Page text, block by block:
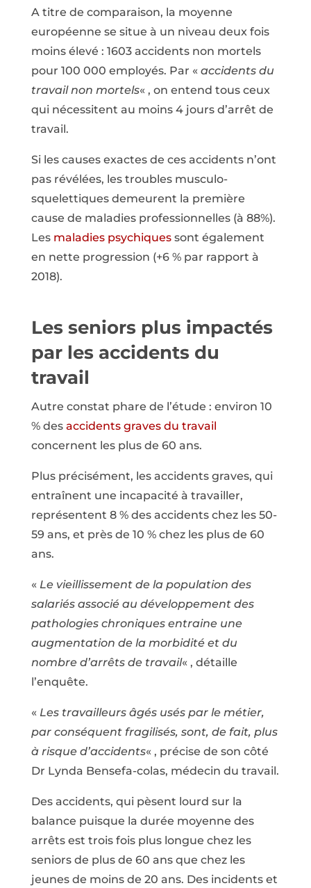
A titre de comparaison, la moyenne
européenne se situe à un niveau deux fois
moins élevé : 1603 accidents non mortels
pour 100 000 employés. Par « accidents du
travail non mortels« , on entend tous ceux
qui nécessitent au moins 4 jours d’arrêt de
travail.
Si les causes exactes de ces accidents n’ont
pas révélées, les troubles musculo-
squelettiques demeurent la première
cause de maladies professionnelles (à 88%).
Les maladies psychiquessont également
en nette progression (+6 % par rapport à
2018).
Les seniors plus impactés
par les accidents du
travail
Autre constat phare de l’étude : environ 10
% des accidents graves du travail
concernent les plus de 60 ans.
Plus précisément, les accidents graves, qui
entraînent une incapacité à travailler,
représentent 8 % des accidents chez les 50-
59 ans, et près de 10 % chez les plus de 60
ans.
« Le vieillissement de la population des
salariés associé au développement des
pathologies chroniques entraine une
augmentation de la morbidité et du
nombre d’arrêts de travail« , détaille
l’enquête.
« Les travailleurs âgés usés par le métier,
par conséquent fragilisés, sont, de fait, plus
à risque d’accidents« , précise de son côté
Dr Lynda Bensefa-colas, médecin du travail.
Des accidents, qui pèsent lourd sur la
balance puisque la durée moyenne des
arrêts est trois fois plus longue chez les
seniors de plus de 60 ans que chez les
jeunes de moins de 20 ans. Des incidents et